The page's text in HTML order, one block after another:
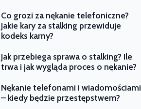
Co grozi za nękanie telefoniczne?
Jakie kary za stalking przewiduje
kodeks karny?
Jak przebiega sprawa o stalking? Ile
trwa i jak wygląda proces o nękanie?
Nękanie telefonami i wiadomościami
– kiedy będzie przestępstwem?